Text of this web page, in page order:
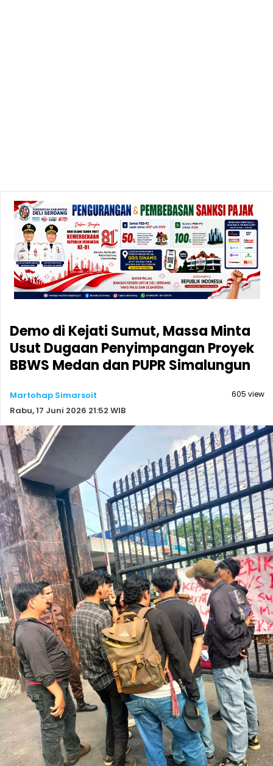
Demo di Kejati Sumut, Massa Minta
Usut Dugaan Penyimpangan Proyek
BBWS Medan dan PUPR Simalungun
Martohap Simarsoit
Rabu, 17 Juni 2026 21:52 WIB
605 view